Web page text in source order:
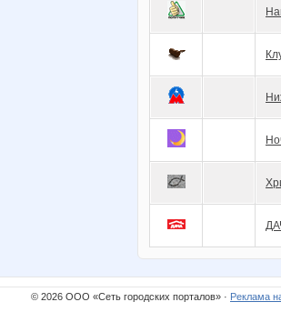
© 2026 ООО «Сеть городских порталов» · Реклама